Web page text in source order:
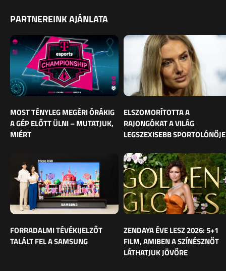
PARTNEREINK AJÁNLATA
MOST TÉNYLEG MEGÉRI ÓRÁKIG
A GÉP ELŐTT ÜLNI – MUTATJUK,
MIÉRT
ELSZOMORÍTOTTA A
RAJONGÓKAT A VILÁG
LEGSZEXISEBB SPORTOLÓNŐJE
FORRADALMI TÉVÉKIJELZŐT
TALÁLT FEL A SAMSUNG
ZENDAYA ÉVE LESZ 2026: 5+1
FILM, AMIBEN A SZÍNÉSZNŐT
LÁTHATJUK JÖVŐRE